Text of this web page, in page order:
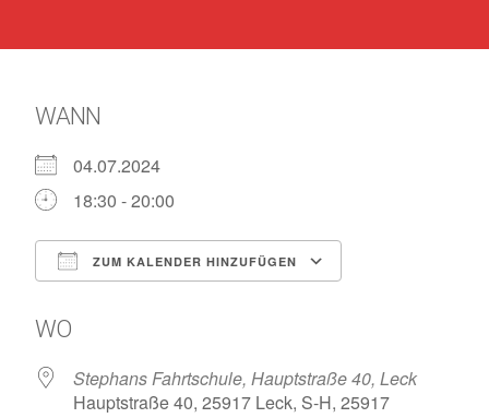
WANN
04.07.2024
18:30 - 20:00
ZUM KALENDER HINZUFÜGEN
WO
Stephans Fahrtschule, Hauptstraße 40, Leck
Hauptstraße 40, 25917 Leck, S-H, 25917